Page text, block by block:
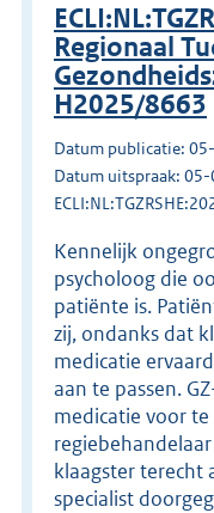
Regionaal
H2025/8663
Datum publicatie:
Datum uitspraak:
Kennelijk
psycholoog die
patiënte is.
zij, ondanks dat
medicatie
aan te passen.
medicatie voor te
klaagster terecht
specialist